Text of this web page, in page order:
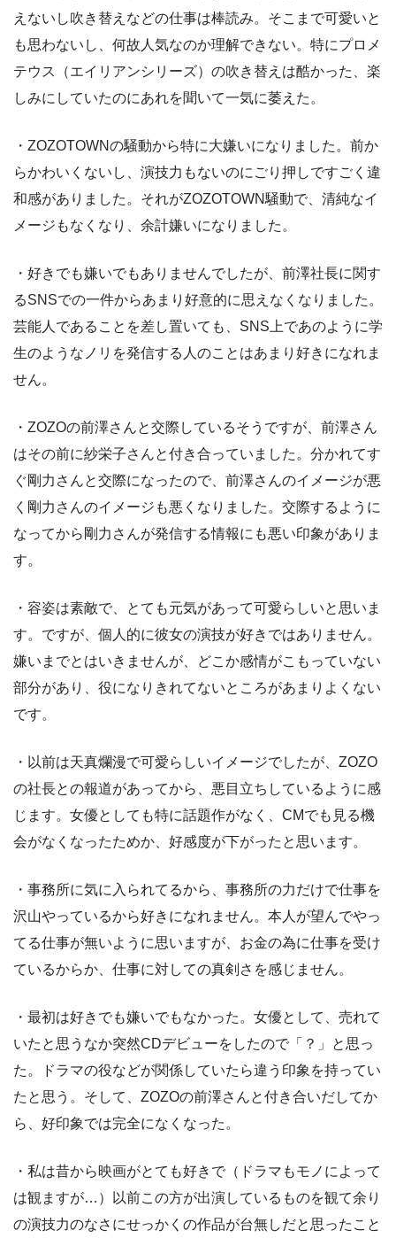
えないし吹き替えなどの仕事は棒読み。そこまで可愛いと
も思わないし、何故人気なのか理解できない。特にプロメ
テウス（エイリアンシリーズ）の吹き替えは酷かった、楽
しみにしていたのにあれを聞いて一気に萎えた。
・ZOZOTOWNの騒動から特に大嫌いになりました。前か
らかわいくないし、演技力もないのにごり押しですごく違
和感がありました。それがZOZOTOWN騒動で、清純なイ
メージもなくなり、余計嫌いになりました。
・好きでも嫌いでもありませんでしたが、前澤社長に関す
るSNSでの一件からあまり好意的に思えなくなりました。
芸能人であることを差し置いても、SNS上であのように学
生のようなノリを発信する人のことはあまり好きになれま
せん。
・ZOZOの前澤さんと交際しているそうですが、前澤さん
はその前に紗栄子さんと付き合っていました。分かれてす
ぐ剛力さんと交際になったので、前澤さんのイメージが悪
く剛力さんのイメージも悪くなりました。交際するように
なってから剛力さんが発信する情報にも悪い印象がありま
す。
・容姿は素敵で、とても元気があって可愛らしいと思いま
す。ですが、個人的に彼女の演技が好きではありません。
嫌いまでとはいきませんが、どこか感情がこもっていない
部分があり、役になりきれてないところがあまりよくない
です。
・以前は天真爛漫で可愛らしいイメージでしたが、ZOZO
の社長との報道があってから、悪目立ちしているように感
じます。女優としても特に話題作がなく、CMでも見る機
会がなくなったためか、好感度が下がったと思います。
・事務所に気に入られてるから、事務所の力だけで仕事を
沢山やっているから好きになれません。本人が望んでやっ
てる仕事が無いように思いますが、お金の為に仕事を受け
ているからか、仕事に対しての真剣さを感じません。
・最初は好きでも嫌いでもなかった。女優として、売れて
いたと思うなか突然CDデビューをしたので「？」と思っ
た。ドラマの役などが関係していたら違う印象を持ってい
たと思う。そして、ZOZOの前澤さんと付き合いだしてか
ら、好印象では完全になくなった。
・私は昔から映画がとても好きで（ドラマもモノによって
は観ますが…）以前この方が出演しているものを観て余り
の演技力のなさにせっかくの作品が台無しだと思ったこと